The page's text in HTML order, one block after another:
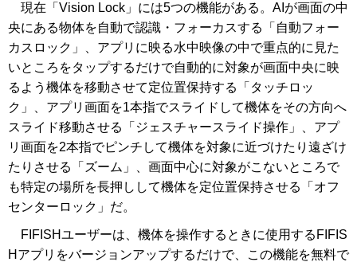
現在「Vision Lock」には5つの機能がある。AIが画面の中
央にある物体を自動で認識・フォーカスする「自動フォー
カスロック」、アプリに映る水中映像の中で重点的に見た
いところをタップするだけで自動的に対象が画面中央に映
るよう機体を移動させて定位置保持する「タッチロッ
ク」、アプリ画面を1本指でスライドして機体をその方向へ
スライド移動させる「ジェスチャースライド操作」、アプ
リ画面を2本指でピンチして機体を対象に近づけたり遠ざけ
たりさせる「ズーム」、画面中心に対象がこないところで
も特定の場所を長押しして機体を定位置保持させる「オフ
センターロック」だ。
FIFISHユーザーは、機体を操作するときに使用するFIFIS
Hアプリをバージョンアップするだけで、この機能を無料で